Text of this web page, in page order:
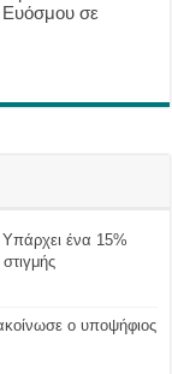
σε
Υπάρχει ένα 15%
ο υποψήφιος